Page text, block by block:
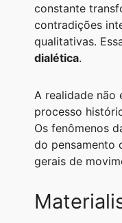
constante
contradições
qualitativas.
dialética.
A realidade não
processo
Os fenômenos
do pensamento
gerais de